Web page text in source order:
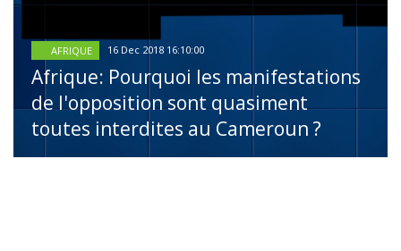
AFRIQUE 16 Dec 2018 16:10:00
Afrique: Pourquoi les manifestations
de l'opposition sont quasiment
toutes interdites au Cameroun ?